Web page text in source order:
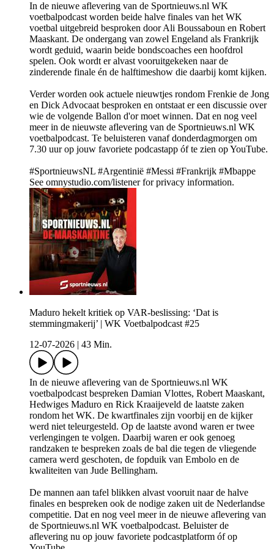
In de nieuwe aflevering van de Sportnieuws.nl WK
voetbalpodcast worden beide halve finales van het WK
voetbal uitgebreid besproken door Ali Boussaboun en Robert
Maaskant. De ondergang van zowel Engeland als Frankrijk
wordt geduid, waarin beide bondscoaches een hoofdrol
spelen. Ook wordt er alvast vooruitgekeken naar de
zinderende finale én de halftimeshow die daarbij komt kijken.
Verder worden ook actuele nieuwtjes rondom Frenkie de Jong
en Dick Advocaat besproken en ontstaat er een discussie over
wie de volgende Ballon d'or moet winnen. Dat en nog veel
meer in de nieuwste aflevering van de Sportnieuws.nl WK
voetbalpodcast. Te beluisteren vanaf donderdagmorgen om
7.30 uur op jouw favoriete podcastapp óf te zien op YouTube.
#SportnieuwsNL #Argentinië #Messi #Frankrijk #Mbappe
See omnystudio.com/listener for privacy information.
Maduro hekelt kritiek op VAR-beslissing: ‘Dat is
stemmingmakerij’ | WK Voetbalpodcast #25
12-07-2026
43 Min.
In de nieuwe aflevering van de Sportnieuws.nl WK
voetbalpodcast bespreken Damian Vlottes, Robert Maaskant,
Hedwiges Maduro en Rick Kraaijeveld de laatste zaken
rondom het WK. De kwartfinales zijn voorbij en de kijker
werd niet teleurgesteld. Op de laatste avond waren er twee
verlengingen te volgen. Daarbij waren er ook genoeg
randzaken te bespreken zoals de bal die tegen de vliegende
camera werd geschoten, de fopduik van Embolo en de
kwaliteiten van Jude Bellingham.
De mannen aan tafel blikken alvast vooruit naar de halve
finales en bespreken ook de nodige zaken uit de Nederlandse
competitie. Dat en nog veel meer in de nieuwe aflevering van
de Sportnieuws.nl WK voetbalpodcast. Beluister de
aflevering nu op jouw favoriete podcastplatform óf op